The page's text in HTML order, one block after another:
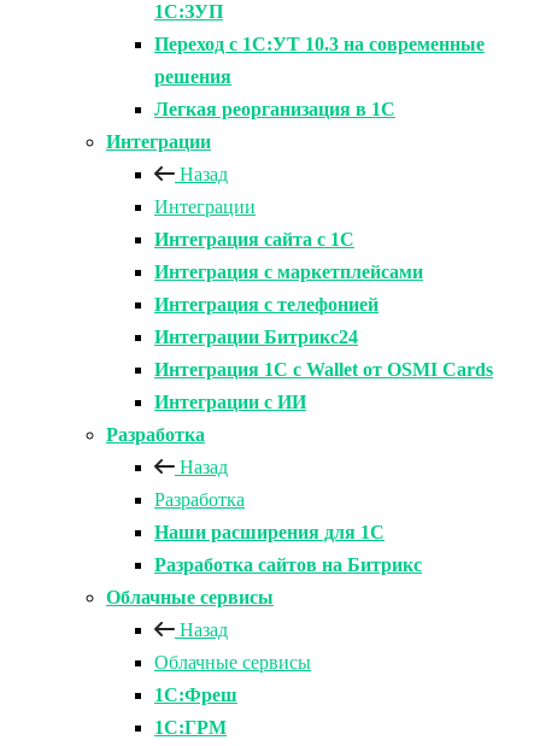
1С:ЗУП
Переход с 1С:УТ 10.3 на современные
решения
Легкая реорганизация в 1С
Интеграции
Назад
Интеграции
Интеграция сайта с 1С
Интеграция с маркетплейсами
Интеграция с телефонией
Интеграции Битрикс24
Интеграция 1С с Wallet от OSMI Cards
Интеграции с ИИ
Разработка
Назад
Разработка
Наши расширения для 1С
Разработка сайтов на Битрикс
Облачные сервисы
Назад
Облачные сервисы
1С:Фреш
1С:ГРМ